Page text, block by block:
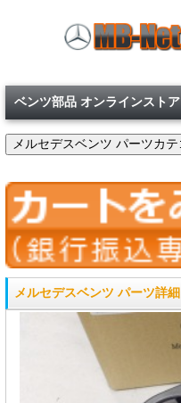
ベンツ部品 オンラインストア
メルセデスベンツ パーツ詳細